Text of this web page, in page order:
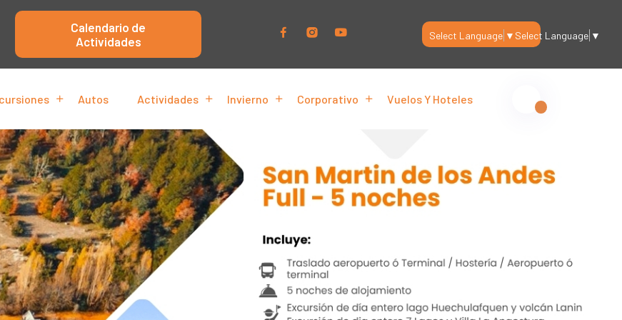
Calendario de
Actividades
Select Language ▼ Select Language ▼
Autos Actividades Invierno Corporativo Vuelos Y Hoteles